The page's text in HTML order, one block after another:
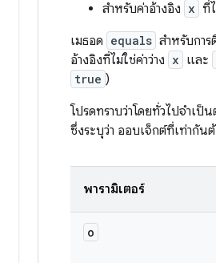
สำหรับค่าอ้างอิง x ที่
เมธอด equals สำหรับการ
อ้างอิงที่ไม่ใช่ค่าว่าง x และ
true )
โปรดทราบว่าโดยทั่วไปจำเป็
ซึ่งระบุว่า ออบเจ็กต์ที่เท่ากัน
พารามิเตอร์
o